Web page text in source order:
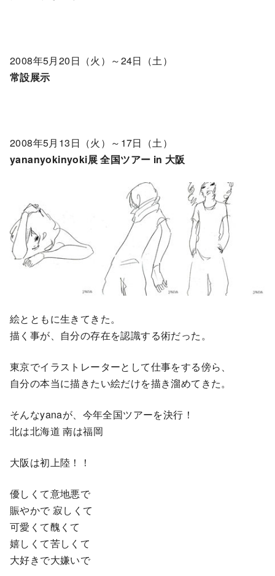
2008年5月20日（火）～24日（土）
常設展示
2008年5月13日（火）～17日（土）
yananyokinyoki展 全国ツアー in 大阪
絵とともに生きてきた。
描く事が、自分の存在を認識する術だった。
東京でイラストレーターとして仕事をする傍ら、
自分の本当に描きたい絵だけを描き溜めてきた。
そんなyanaが、今年全国ツアーを決行！
北は北海道 南は福岡
大阪は初上陸！！
優しくて意地悪で
賑やかで 寂しくて
可愛くて醜くて
嬉しくて苦しくて
大好きで大嫌いで